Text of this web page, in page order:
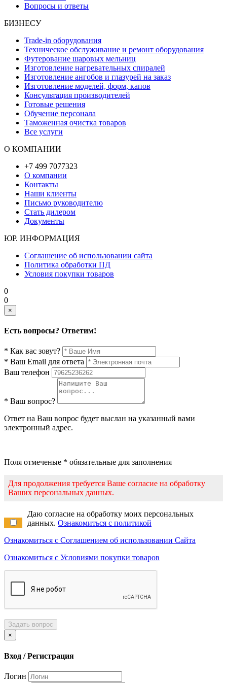
Вопросы и ответы
БИЗНЕСУ
Trade-in оборудования
Техническое обслуживание и ремонт оборудования
Футерование шаровых мельниц
Изготовление нагревательных спиралей
Изготовление ангобов и глазурей на заказ
Изготовление моделей, форм, капов
Консультация производителей
Готовые решения
Обучение персонала
Таможенная очистка товаров
Все услуги
О КОМПАНИИ
+7 499 7077323
О компании
Контакты
Наши клиенты
Письмо руководителю
Стать дилером
Документы
ЮР. ИНФОРМАЦИЯ
Соглашение об использовании сайта
Политика обработки ПД
Условия покупки товаров
0
0
×
Есть вопросы? Ответим!
* Как вас зовут?
* Ваш Email для ответа
Ваш телефон
* Ваш вопрос?
Ответ на Ваш вопрос будет выслан на указанный вами
электронный адрес.
Поля отмеченые * обязательные для заполнения
Для продолжения требуется Ваше согласие на обработку
Ваших персональных данных.
Даю согласие на обработку моих персональных
данных. Ознакомиться с политикой
Ознакомиться с Соглашением об использовании Сайта
Ознакомиться с Условиями покупки товаров
Задать вопрос
×
Вход / Регистрация
Логин